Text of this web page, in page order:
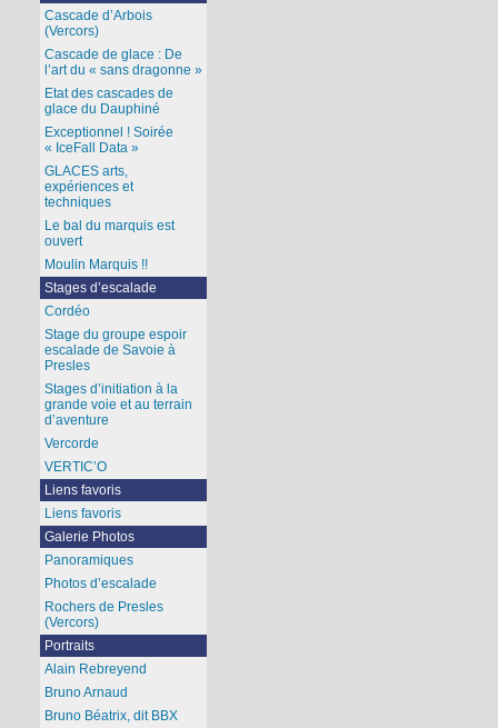
Cascade d’Arbois
(Vercors)
Cascade de glace : De
l’art du « sans dragonne »
Etat des cascades de
glace du Dauphiné
Exceptionnel ! Soirée
« IceFall Data »
GLACES arts,
expériences et
techniques
Le bal du marquis est
ouvert
Moulin Marquis !!
Stages d’escalade
Cordéo
Stage du groupe espoir
escalade de Savoie à
Presles
Stages d’initiation à la
grande voie et au terrain
d’aventure
Vercorde
VERTIC’O
Liens favoris
Liens favoris
Galerie Photos
Panoramiques
Photos d’escalade
Rochers de Presles
(Vercors)
Portraits
Alain Rebreyend
Bruno Arnaud
Bruno Béatrix, dit BBX